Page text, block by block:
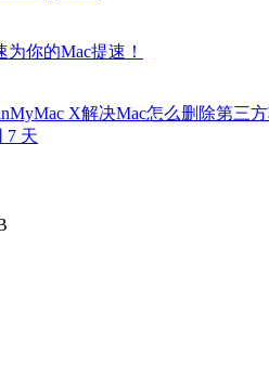
你的Mac提速！
X解决Mac怎么删除第三
7 天